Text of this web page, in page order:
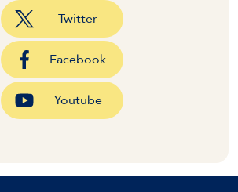
Twitter
Facebook
Youtube